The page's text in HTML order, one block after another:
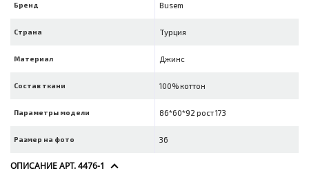
Бренд Busem
Страна Турция
Материал Джинс
Состав ткани 100% коттон
Параметры модели 86*60*92 рост 173
Размер на фото 36
ОПИСАНИЕ АРТ. 4476-1